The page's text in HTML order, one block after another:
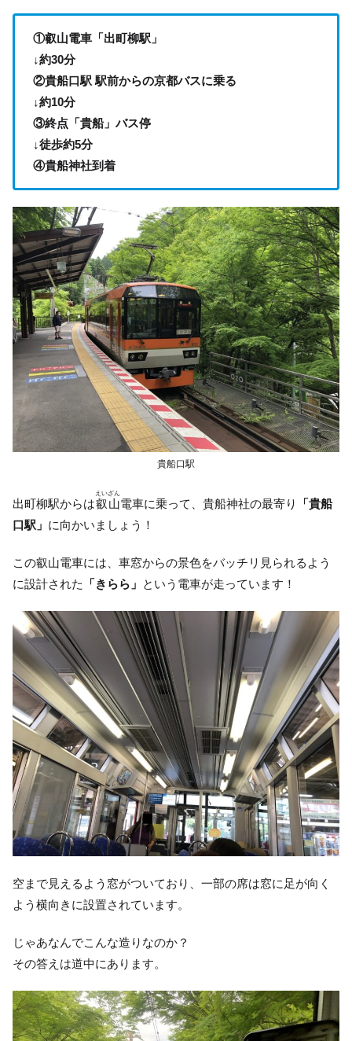
①叡山電車「出町柳駅」
↓約30分
②貴船口駅 駅前からの京都バスに乗る
↓約10分
③終点「貴船」バス停
↓徒歩約5分
④貴船神社到着
貴船口駅
出町柳駅からは叡山
えいざん
電車に乗って、貴船神社の最寄り
「貴船
口駅」 に向かいましょう！
この叡山電車には、車窓からの景色をバッチリ見られるよう
に設計された
「きらら」 という電車が走っています！
空まで見えるよう窓がついており、一部の席は窓に足が向く
よう横向きに設置されています。
じゃあなんでこんな造りなのか？
その答えは道中にあります。